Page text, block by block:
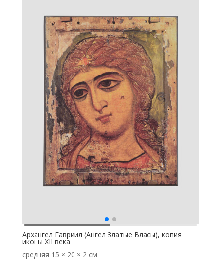
Власы)
Архангел Гавриил (Ангел Златые Власы), копия
иконы XII века
средняя 15 × 20 × 2 см